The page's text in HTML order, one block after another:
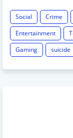
Social Crime
Entertainment
Gaming
suicide